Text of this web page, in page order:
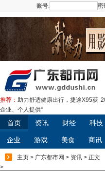
账号: 密
推荐： 助力舒适健康出行，捷途X95获
企业、个人提供“
首页 资讯 财经 科技
企业 游戏 美食 商讯
主页 > 广东都市网 > 资讯 > 正文
>